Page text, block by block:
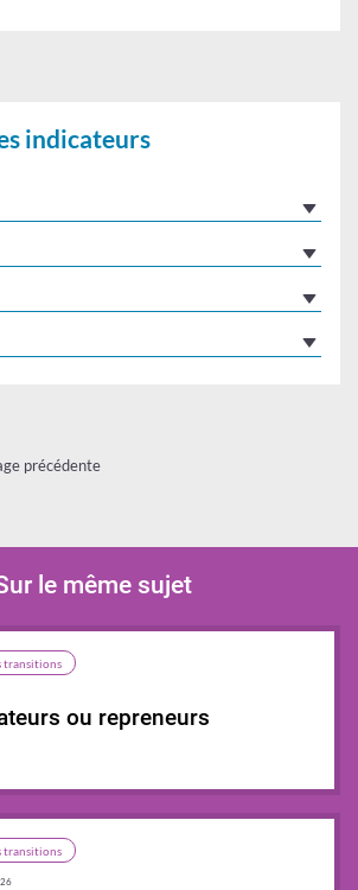
indicateurs
précédente
le même sujet
ou repreneurs
transitions
transitions